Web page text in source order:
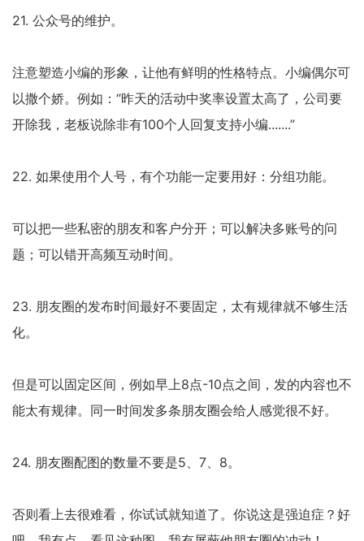
21. 公众号的维护。
注意塑造小编的形象，让他有鲜明的性格特点。小编偶尔可
以撒个娇。例如：“昨天的活动中奖率设置太高了，公司要
开除我，老板说除非有100个人回复支持小编.......”
22. 如果使用个人号，有个功能一定要用好：分组功能。
可以把一些私密的朋友和客户分开；可以解决多账号的问
题；可以错开高频互动时间。
23. 朋友圈的发布时间最好不要固定，太有规律就不够生活
化。
但是可以固定区间，例如早上8点-10点之间，发的内容也不
能太有规律。同一时间发多条朋友圈会给人感觉很不好。
24. 朋友圈配图的数量不要是5、7、8。
否则看上去很难看，你试试就知道了。你说这是强迫症？好